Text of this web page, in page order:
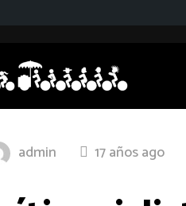
admin 17 años ago